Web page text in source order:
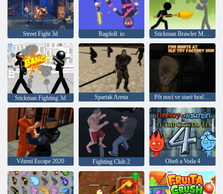
Street Fight 3d Ragdoll. io Stickman Brawler Mega Fight
Stickman Fighting 3d Spartak Arena Pět nocí ve staré hračce 2020
Vězení Escape 2020 Fighting Club 2 Oheň a Voda 4